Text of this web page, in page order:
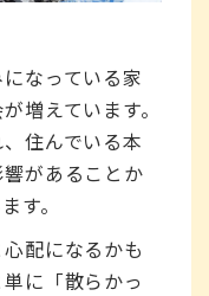
なっている家
増えています。
住んでいる本
があることか
す。
配になるかも
に「散らかっ